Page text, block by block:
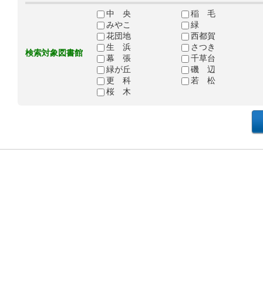
検索対象図書館
中 央
稲 毛
みやこ
緑
花団地
西都賀
生 浜
さつき
幕 張
千草台
緑が丘
磯 辺
更 科
若 松
桜 木